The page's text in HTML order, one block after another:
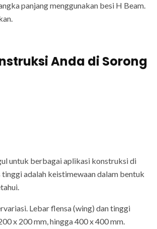
panjang menggunakan besi H Beam.
Anda di Sorong
untuk berbagai aplikasi konstruksi di
adalah keistimewaan dalam bentuk
Lebar flensa (wing) dan tinggi
x 200 mm, hingga 400 x 400 mm.